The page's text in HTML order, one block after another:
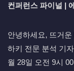
컨퍼런스 파이널 |
안녕하세요, 뜨거
하키 전문 분석 기
월 28일 오전 9시